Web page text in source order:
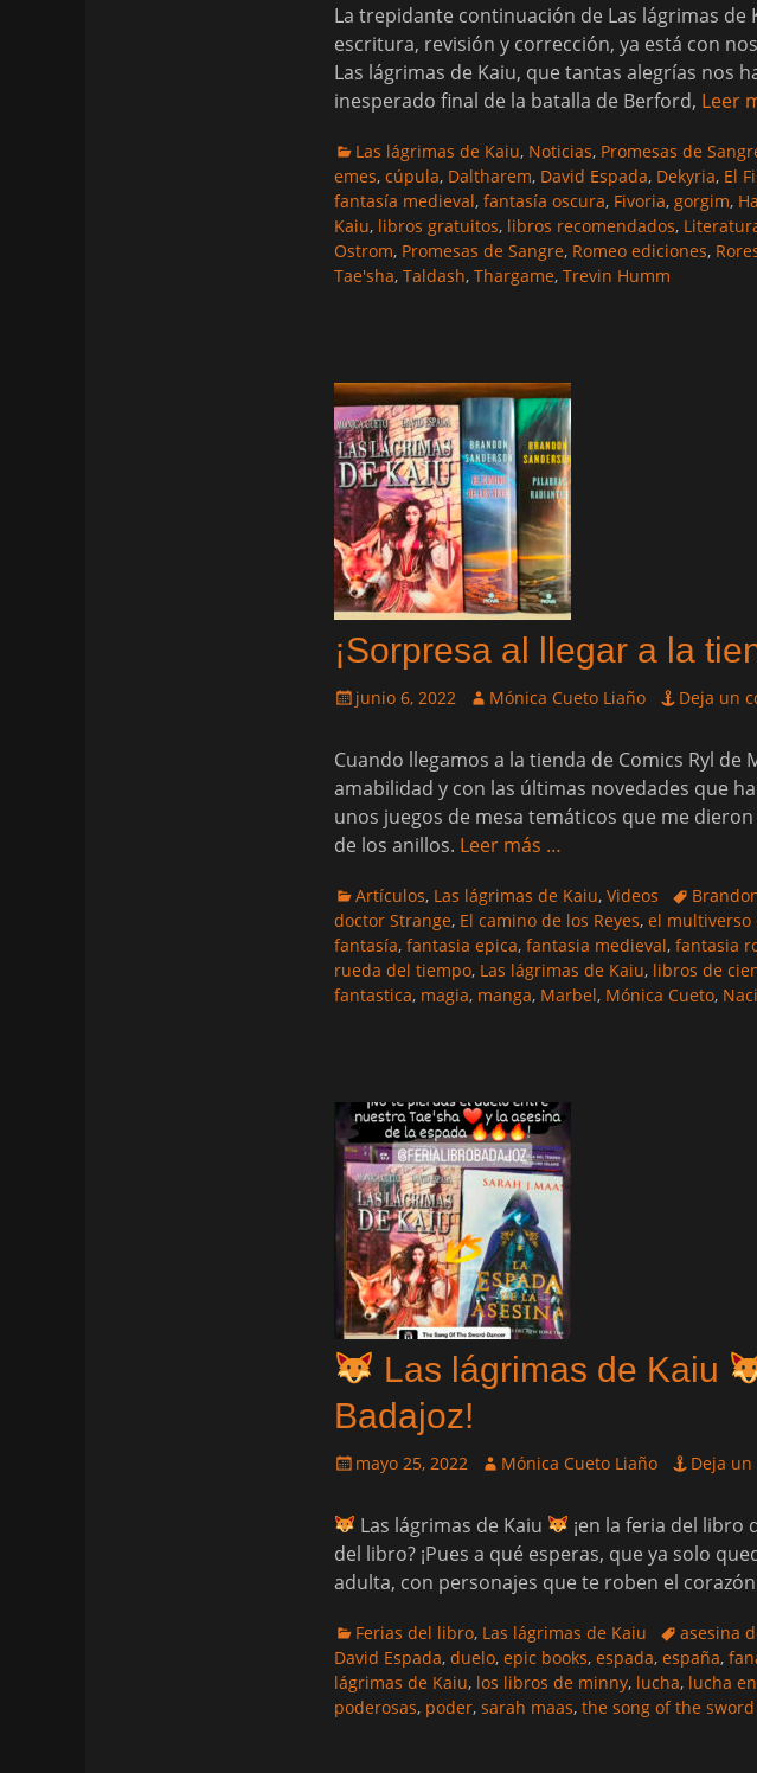
La trepidante continuación de Las lágrimas
escritura, revisión y corrección, ya está con
Las lágrimas de Kaiu, que tantas alegrías nos
inesperado final de la batalla de Berford, Leer
Categorias
Las lágrimas de Kaiu, Noticias, Promesas de
emes, cúpula, Daltharem, David Espada, Dekyria, El
fantasía medieval, fantasía oscura, Fivoria, gorgim,
Kaiu, libros gratuitos, libros recomendados,
Ostrom, Promesas de Sangre, Romeo ediciones,
Tae'sha, Taldash, Thargame, Trevin Humm
¡Sorpresa al llegar a la
Publicado
junio 6, 2022 AutorMónica Cueto Liaño Deja un
Cuando llegamos a la tienda de Comics Ryl
amabilidad y con las últimas novedades que
unos juegos de mesa temáticos que me
de los anillos. Leer más …
Categorias
Artículos, Las lágrimas de Kaiu, Videos Etiquetas
doctor Strange, El camino de los Reyes, el multiverso
fantasía, fantasia epica, fantasia medieval, fantasia
rueda del tiempo, Las lágrimas de Kaiu, libros de
fantastica, magia, manga, Marbel, Mónica Cueto,
Las lágrimas de Kaiu
Badajoz!
Publicado
mayo 25, 2022 AutorMónica Cueto Liaño Deja
Las lágrimas de Kaiu
¡en la feria del libro
del libro? ¡Pues a qué esperas, que ya solo
adulta, con personajes que te roben el corazón
Categorias
Ferias del libro, Las lágrimas de Kaiu Etiquetas
asesina
David Espada, duelo, epic books, espada, españa,
lágrimas de Kaiu, los libros de minny, lucha, lucha
poderosas, poder, sarah maas, the song of the